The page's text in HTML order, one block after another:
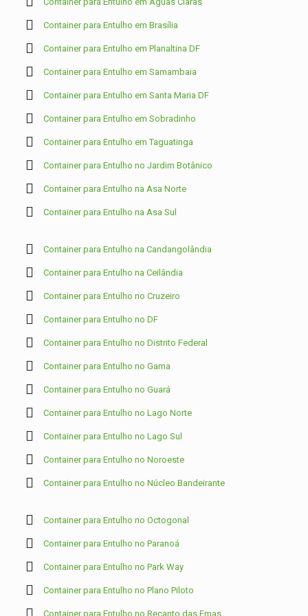
Container para Entulho em Brasília
Container para Entulho em Planaltina DF
Container para Entulho em Samambaia
Container para Entulho em Santa Maria DF
Container para Entulho em Sobradinho
Container para Entulho em Taguatinga
Container para Entulho no Jardim Botânico
Container para Entulho na Asa Norte
Container para Entulho na Asa Sul
Container para Entulho na Candangolândia
Container para Entulho na Ceilândia
Container para Entulho no Cruzeiro
Container para Entulho no DF
Container para Entulho no Distrito Federal
Container para Entulho no Gama
Container para Entulho no Guará
Container para Entulho no Lago Norte
Container para Entulho no Lago Sul
Container para Entulho no Noroeste
Container para Entulho no Núcleo Bandeirante
Container para Entulho no Octogonal
Container para Entulho no Paranoá
Container para Entulho no Park Way
Container para Entulho no Plano Piloto
Container para Entulho no Recanto das Emas